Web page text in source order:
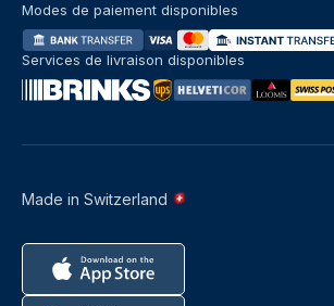
Made in Switzerland
Modes de paiement disponibles
Services de livraison disponibles